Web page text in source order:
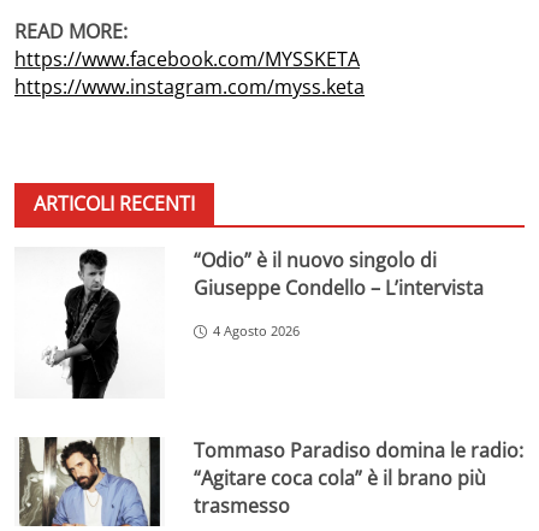
READ MORE:
https://www.facebook.com/MYSSKETA
https://www.instagram.com/myss.keta
ARTICOLI RECENTI
“Odio” è il nuovo singolo di
Giuseppe Condello – L’intervista
4 Agosto 2026
Tommaso Paradiso domina le radio:
“Agitare coca cola” è il brano più
trasmesso